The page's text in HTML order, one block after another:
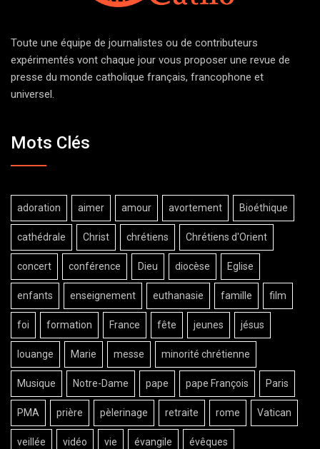
Toute une équipe de journalistes ou de contributeurs
expérimentés vont chaque jour vous proposer une revue de
presse du monde catholique français, francophone et
universel.
Mots Clés
adoration aimer amour avortement Bioéthique
cathédrale Christ chrétiens Chrétiens d'Orient
concert conférence Dieu diocèse Eglise
enfants enseignement euthanasie famille film
foi formation France fête jeunes jésus
louange Marie messe minorité chrétienne
Musique Notre-Dame pape pape François Paris
PMA prière pèlerinage retraite rome Vatican
veillée vidéo vie évangile évêques